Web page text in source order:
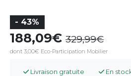
- 43%
188,09 329,99
dont 3,00€ Eco-Participation Mobilier
Livraison gratuite En